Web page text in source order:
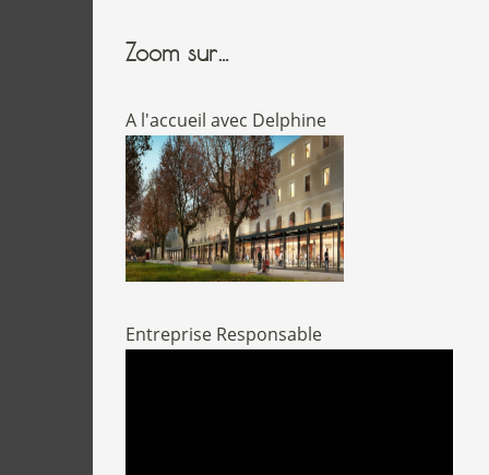
Zoom sur…
A l'accueil avec Delphine
Entreprise Responsable